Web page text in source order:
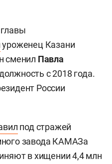
уроженец Казани
сменил Павла
с 2018 года.
России
под стражей
завода КАМАЗа
в хищении 4,4 млн